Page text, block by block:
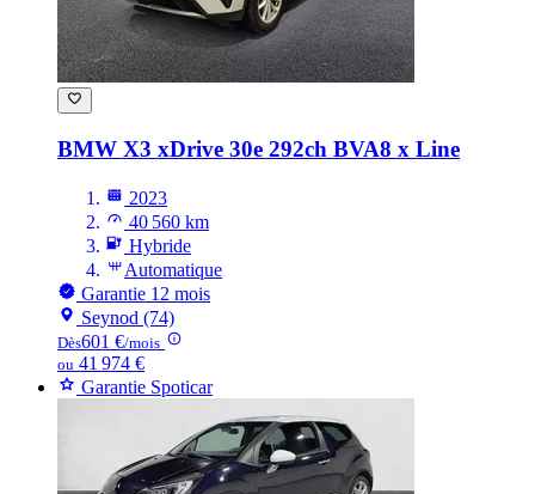
BMW X3 xDrive 30e 292ch BVA8 x Line
2023
40 560 km
Hybride
Automatique
Garantie 12 mois
Seynod (74)
Dès601 €/mois
ou 41 974 €
Garantie Spoticar